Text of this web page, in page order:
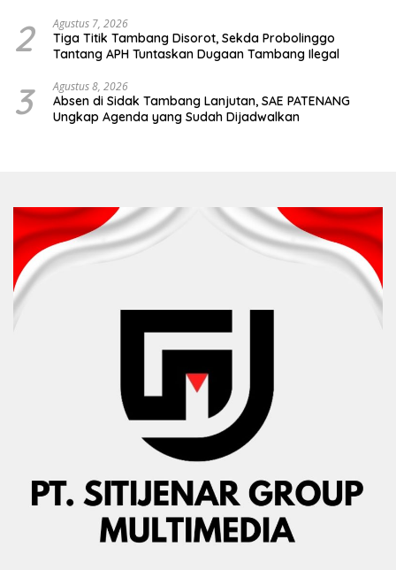
2 Agustus 7, 2026
Tiga Titik Tambang Disorot, Sekda Probolinggo
Tantang APH Tuntaskan Dugaan Tambang Ilegal
3 Agustus 8, 2026
Absen di Sidak Tambang Lanjutan, SAE PATENANG
Ungkap Agenda yang Sudah Dijadwalkan